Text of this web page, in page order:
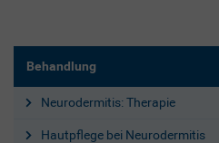
Behandlung
Neurodermitis: Therapie
Hautpflege bei Neurodermitis